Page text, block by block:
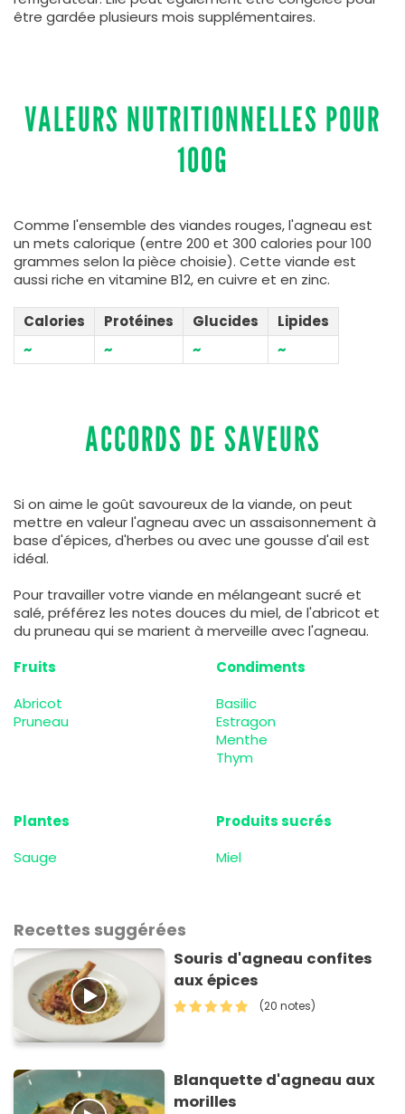
être gardée plusieurs mois supplémentaires.
VALEURS NUTRITIONNELLES POUR
100G
Comme l'ensemble des viandes rouges, l'agneau est
un mets calorique (entre 200 et 300 calories pour 100
grammes selon la pièce choisie). Cette viande est
aussi riche en vitamine B12, en cuivre et en zinc.
Calories Protéines Glucides
Lipides
~
~ ~ ~
ACCORDS DE SAVEURS
Si on aime le goût savoureux de la viande, on peut
mettre en valeur l'agneau avec un assaisonnement à
base d'épices, d'herbes ou avec une gousse d'ail est
idéal.
Pour travailler votre viande en mélangeant sucré et
salé, préférez les notes douces du miel, de l'abricot et
du pruneau qui se marient à merveille avec l'agneau.
Fruits
Abricot
Pruneau
Condiments
Basilic
Estragon
Menthe
Thym
Plantes
Sauge
Produits sucrés
Miel
Recettes suggérées
Souris d'agneau confites
aux épices
(20 notes)
Blanquette d'agneau aux
morilles